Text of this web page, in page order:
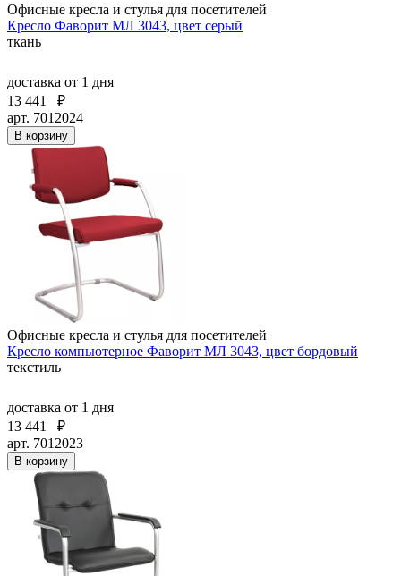
Офисные кресла и стулья для посетителей
Кресло Фаворит МЛ 3043, цвет серый
ткань
доставка от 1 дня
13 441
₽
арт. 7012024
В корзину
Офисные кресла и стулья для посетителей
Кресло компьютерное Фаворит МЛ 3043, цвет бордовый
текстиль
доставка от 1 дня
13 441
₽
арт. 7012023
В корзину